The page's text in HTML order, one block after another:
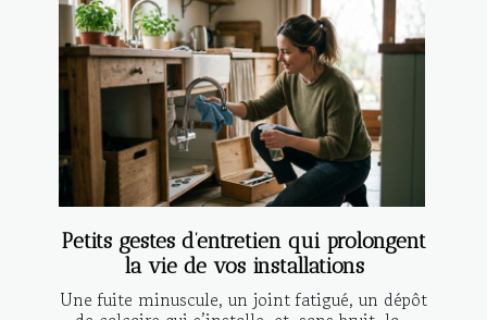
Petits gestes d’entretien qui prolongent
la vie de vos installations
Une fuite minuscule, un joint fatigué, un dépôt